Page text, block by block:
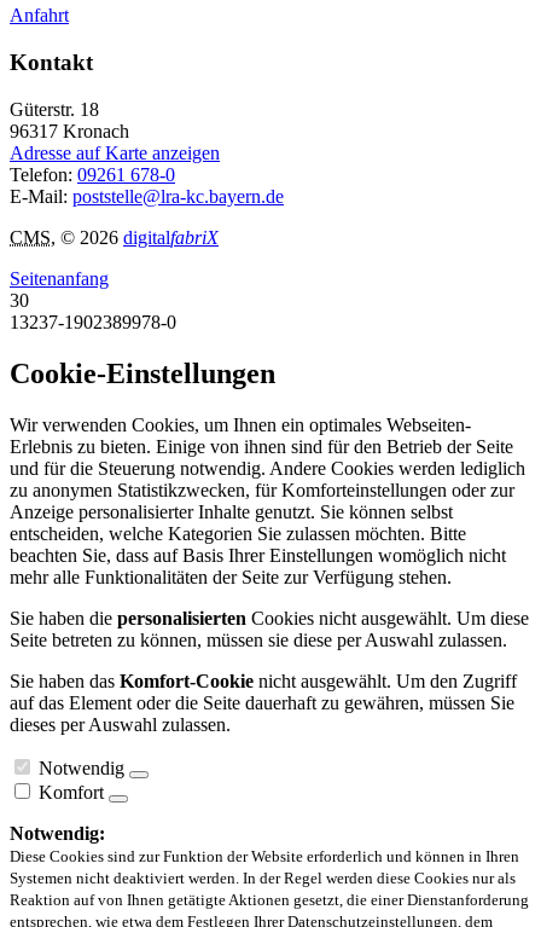
Anfahrt
Kontakt
Güterstr. 18
96317 Kronach
Adresse auf Karte anzeigen
Telefon: 09261 678-0
E-Mail: poststelle@lra-kc.bayern.de
CMS, © 2026 digitalfabriX
Seitenanfang
30
13237-1902389978-0
Cookie-Einstellungen
Wir verwenden Cookies, um Ihnen ein optimales Webseiten-
Erlebnis zu bieten. Einige von ihnen sind für den Betrieb der Seite
und für die Steuerung notwendig. Andere Cookies werden lediglich
zu anonymen Statistikzwecken, für Komforteinstellungen oder zur
Anzeige personalisierter Inhalte genutzt. Sie können selbst
entscheiden, welche Kategorien Sie zulassen möchten. Bitte
beachten Sie, dass auf Basis Ihrer Einstellungen womöglich nicht
mehr alle Funktionalitäten der Seite zur Verfügung stehen.
Sie haben die personalisierten Cookies nicht ausgewählt. Um diese
Seite betreten zu können, müssen sie diese per Auswahl zulassen.
Sie haben das Komfort-Cookie nicht ausgewählt. Um den Zugriff
auf das Element oder die Seite dauerhaft zu gewähren, müssen Sie
dieses per Auswahl zulassen.
Notwendig
Komfort
Notwendig:
Diese Cookies sind zur Funktion der Website erforderlich und können in Ihren
Systemen nicht deaktiviert werden. In der Regel werden diese Cookies nur als
Reaktion auf von Ihnen getätigte Aktionen gesetzt, die einer Dienstanforderung
entsprechen, wie etwa dem Festlegen Ihrer Datenschutzeinstellungen, dem